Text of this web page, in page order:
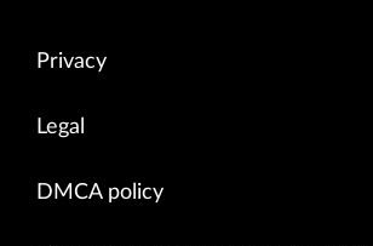
Privacy
Legal
DMCA policy